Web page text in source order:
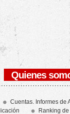
Quienes
Cuentas. Informes de
Ranking